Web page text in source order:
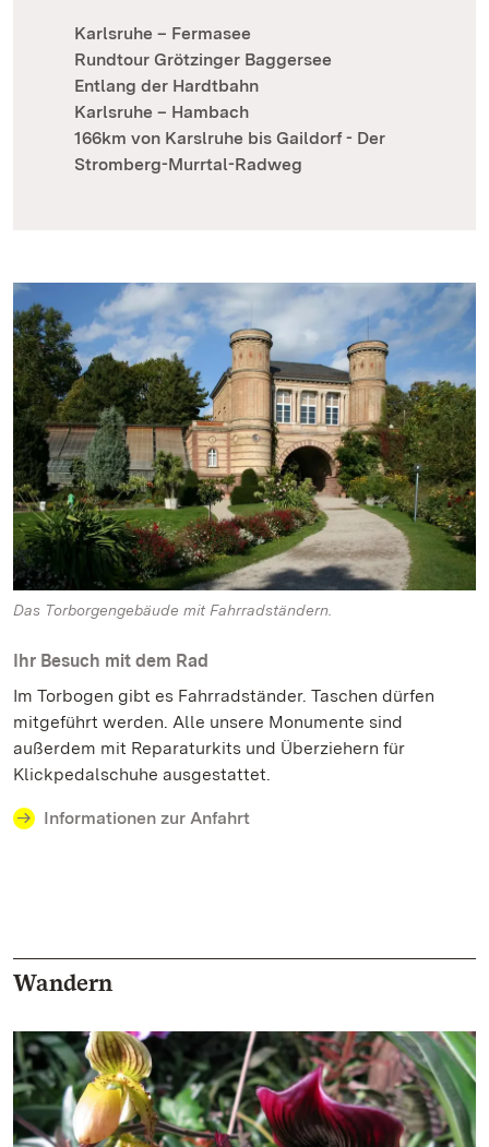
Karlsruhe – Fermasee
Rundtour Grötzinger Baggersee
Entlang der Hardtbahn
Karlsruhe – Hambach
166km von Karslruhe bis Gaildorf - Der
Stromberg-Murrtal-Radweg
Das Torborgengebäude mit Fahrradständern.
Ihr Besuch mit dem Rad
Im Torbogen gibt es Fahrradständer. Taschen dürfen
mitgeführt werden. Alle unsere Monumente sind
außerdem mit Reparaturkits und Überziehern für
Klickpedalschuhe ausgestattet.
Informationen zur Anfahrt
Wandern